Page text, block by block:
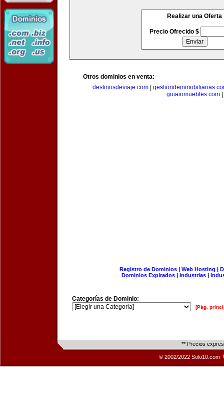
Realizar una Oferta
Precio Ofrecido $
Otros dominios en venta:
destinosdeviaje.com|
guiainmuebles.com|
Registro de Dominios| Web Hosting |
Dominios Expirados | Industrias |
Categorías de Dominio:
[Pág.
** Precios
© 2002/2022 Solo10.com